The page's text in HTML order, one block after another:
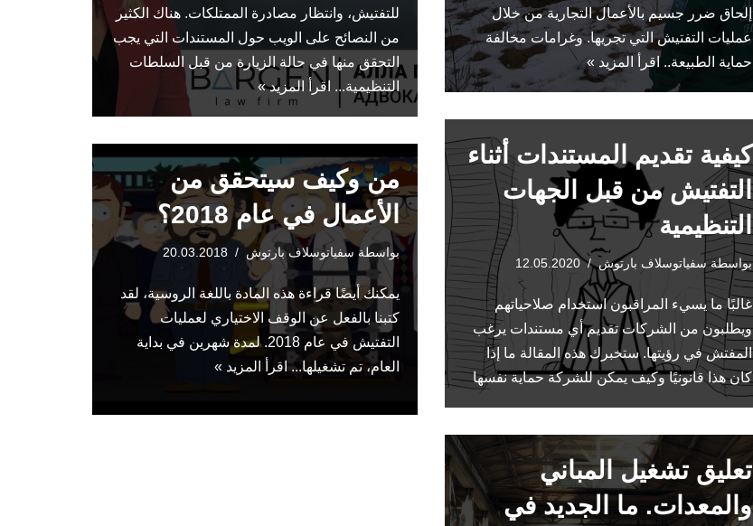
إلحاق ضرر جسيم بالأعمال التجارية من خلال
عمليات التفتيش التي تجريها. وغرامات مخالفة
حماية الطبيعة..اقرأ المزيد »
للتفتيش، وانتظار مصادرة الممتلكات. هناك الكثير
من النصائح على الويب حول المستندات التي يجب
التحقق منها في حالة الزيارة من قبل السلطات
التنظيمية... اقرأ المزيد »
كيفية تقديم المستندات أثناء
التفتيش من قبل الجهات
التنظيمية
بواسطةسفياتوسلاف بارتوش 12.05.2020
غالبًا ما يسيء المراقبون استخدام صلاحياتهم
ويطلبون من الشركات تقديم أي مستندات يرغب
المفتش في رؤيتها. ستخبرك هذه المقالة ما إذا
كان هذا قانونيًا وكيف يمكن للشركة حماية نفسها
من وكيف سيتحقق من
الأعمال في عام 2018؟
بواسطة سفياتوسلاف بارتوش 20.03.2018
يمكنك أيضًا قراءة هذه المادة باللغة الروسية، لقد
كتبنا بالفعل عن الوقف الاختياري لعمليات
التفتيش في عام 2018. لمدة شهرين في بداية
العام، تم تشغيلها...اقرأ المزيد »
تعليق تشغيل المباني
والمعدات. ما الجديد في